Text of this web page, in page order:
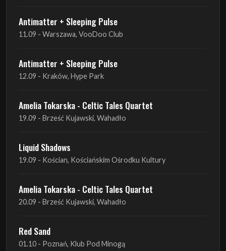
Antimatter + Sleeping Pulse
11.09 - Warszawa, VooDoo Club
Antimatter + Sleeping Pulse
12.09 - Kraków, Hype Park
Amelia Tokarska - Celtic Tales Quartet
19.09 - Brześć Kujawski, Wahadło
Liquid Shadows
19.09 - Kościan, Kościańskim Ośrodku Kultury
Amelia Tokarska - Celtic Tales Quartet
20.09 - Brześć Kujawski, Wahadło
Red Sand
01.10 - Poznań, Klub Pod Minogą